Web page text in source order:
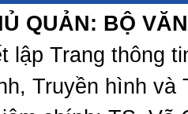
QUẢN: BỘ
lập Trang thông
Truyền hình